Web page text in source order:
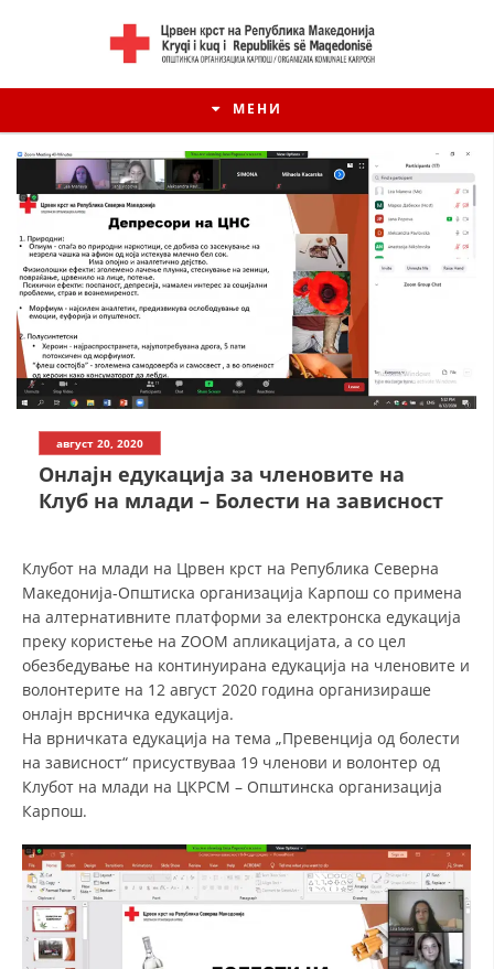
МЕНИ
ПРИРАЧНИЦИ
СТРАТЕГИИ
ЕДУКАТИВНО ИНФОРМАТИВНИ МАТЕРИЈАЛИ
ПОСТЕРИ
ПРЕЗЕНТАЦИИ
август 20, 2020
Онлајн едукација за членовите на
Клуб на млади – Болести на зависност
Клубот на млади на Црвен крст на Република Северна
Македонија-Општиска организација Карпош со примена
на алтернативните платформи за електронска едукација
преку користење на ZOOM апликацијата, а со цел
обезбедување на континуирана едукација на членовите и
волонтерите на 12 август 2020 година организираше
онлајн врсничка едукација.
На врничката едукација на тема „Превенција од болести
на зависност“ присуствуваа 19 членови и волонтер од
Клубот на млади на ЦКРСМ – Општинска организација
Карпош.